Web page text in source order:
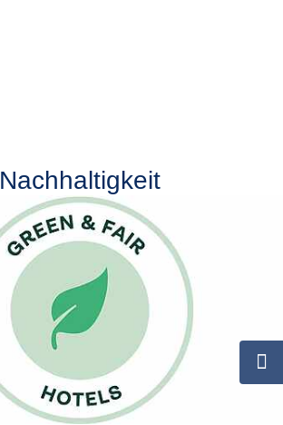
Nachhaltigkeit